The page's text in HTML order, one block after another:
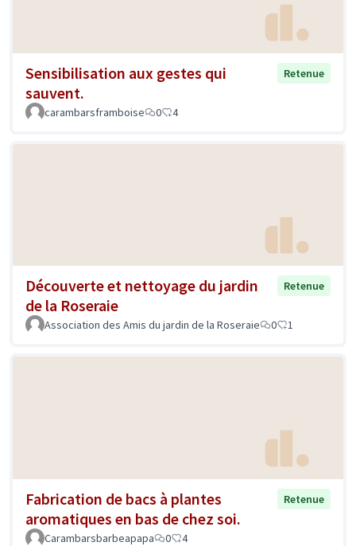
Sensibilisation aux gestes qui
sauvent.
Retenue
carambarsframboise 0 4
Découverte et nettoyage du jardin
de la Roseraie
Retenue
Association des Amis du jardin de la Roseraie 0 1
Fabrication de bacs à plantes
aromatiques en bas de chez soi.
Retenue
Carambarsbarbeapapa 0 4